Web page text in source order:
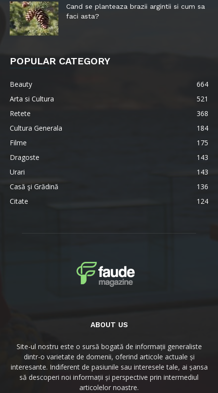
Cand se planteaza brazii argintii si cum sa
faci asta?
POPULAR CATEGORY
Beauty
664
Arta si Cultura
521
Retete
368
Cultura Generala
184
Filme
175
Dragoste
143
Urari
143
Casă şi Grădină
136
Citate
124
ABOUT US
Site-ul nostru este o sursă bogată de informații generaliste
dintr-o varietate de domenii, oferind articole actuale și
interesante. Indiferent de pasiunile sau interesele tale, ai șansa
să descoperi noi informații și perspective prin intermediul
articolelor noastre.